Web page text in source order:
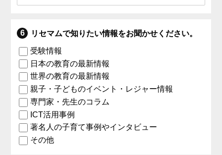
リセマムで知りたい情報をお聞かせください。
受験情報
日本の教育の最新情報
世界の教育の最新情報
親子・子どものイベント・レジャー情報
専門家・先生のコラム
ICT活用事例
著名人の子育て事例やインタビュー
その他